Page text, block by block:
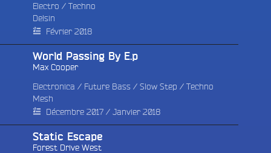
Electro / Techno
Delsin
Février 2018
World Passing By E.p
Max Cooper
Electronica / Future Bass / Slow Step / Techno
Mesh
Décembre 2017 / Janvier 2018
Static Escape
Forest Drive West